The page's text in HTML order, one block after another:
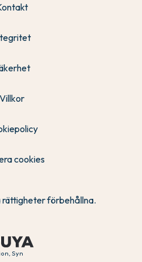
Syn
Villkor
cookies
förbehållna.